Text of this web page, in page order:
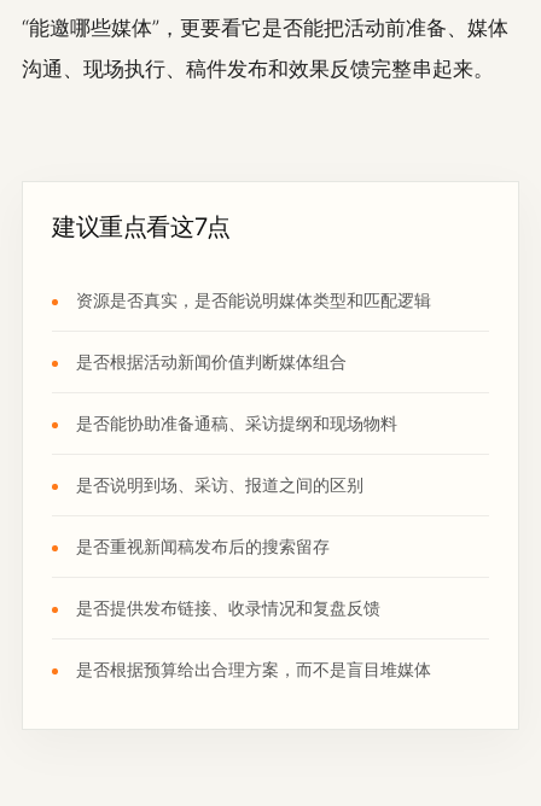
“能邀哪些媒体”，更要看它是否能把活动前准备、媒体
沟通、现场执行、稿件发布和效果反馈完整串起来。
建议重点看这7点
资源是否真实，是否能说明媒体类型和匹配逻辑
是否根据活动新闻价值判断媒体组合
是否能协助准备通稿、采访提纲和现场物料
是否说明到场、采访、报道之间的区别
是否重视新闻稿发布后的搜索留存
是否提供发布链接、收录情况和复盘反馈
是否根据预算给出合理方案，而不是盲目堆媒体